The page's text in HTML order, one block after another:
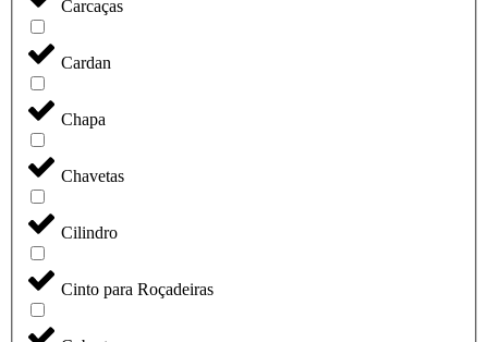
Carcaças
Cardan
Chapa
Chavetas
Cilindro
Cinto para Roçadeiras